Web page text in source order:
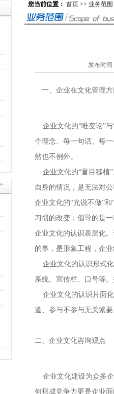
您当前位置： 首页 >> 业务范围
发布时
一、企业在文化管理
企业文化的“唯变论”与
个理念、每一句话、每
然也不例外。
企业文化的“盲目移植”
自身的情况，是无法对
企业文化的“光说不做”
习惯的改变；倡导的是
企业文化的认识表层化
的事，是形象工程，企
企业文化的认识形式化
系统、宣传栏、口号等
企业文化的认识片面化
道、参与不参与无关紧
二、企业文化咨询观点
企业文化建设为众多企
何形成竞争力更是企业